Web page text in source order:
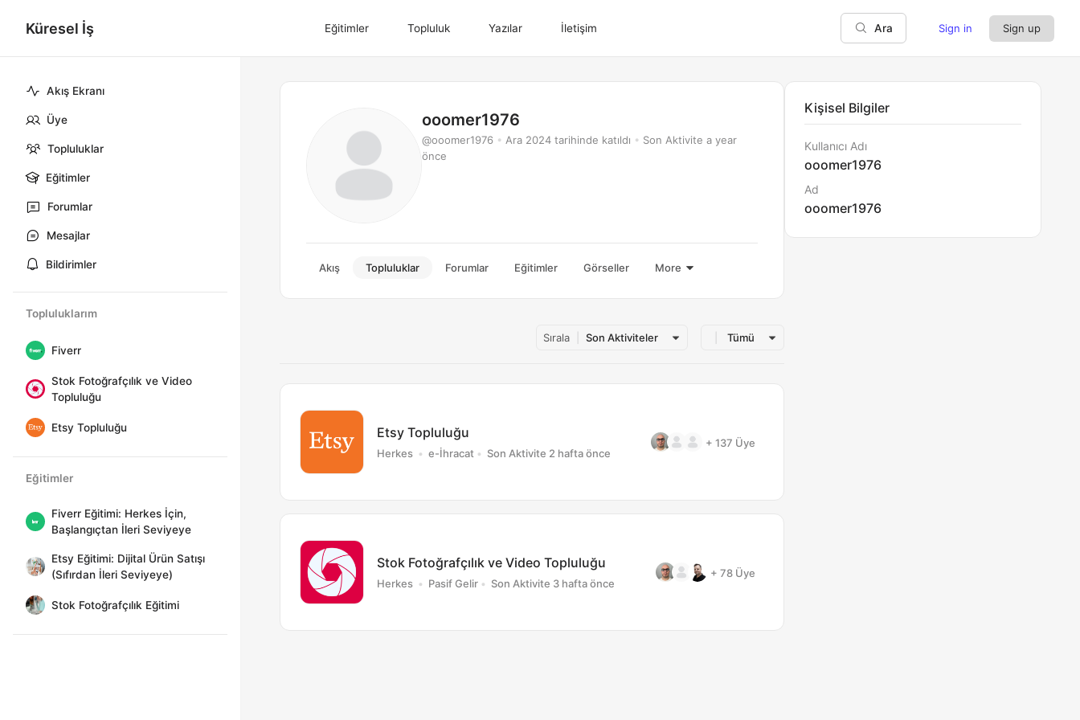
Akış Ekranı
Üye
Topluluklar
Eğitimler
Forumlar
Mesajlar
Bildirimler
Topluluklarım
Fiverr
Stok Fotoğrafçılık ve Video
Topluluğu
Etsy Topluluğu
Eğitimler
Fiverr Eğitimi: Herkes İçin,
Başlangıçtan İleri Seviyeye
Etsy Eğitimi: Dijital Ürün Satışı
(Sıfırdan İleri Seviyeye)
Stok Fotoğrafçılık Eğitimi
Küresel İş Eğitimler Topluluk Yazılar İletişim Ara Sign in Sign up
ooomer1976
@ooomer1976 • Ara 2024 tarihinde katıldı • Son Aktivite a year
önce
Akış Topluluklar Forumlar Eğitimler Görseller More
Sırala Son Aktiviteler Tümü
Etsy Topluluğu
Herkes e-İhracat Son Aktivite 2 hafta önce
+ 137 Üye
Stok Fotoğrafçılık ve Video Topluluğu
Herkes Pasif Gelir Son Aktivite 3 hafta önce
+ 78 Üye
Kişisel Bilgiler
Kullanıcı Adı
ooomer1976
Ad
ooomer1976